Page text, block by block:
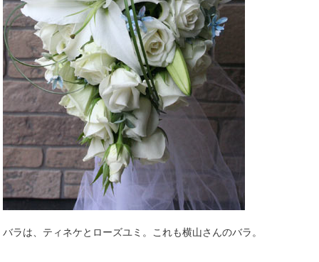
バラは、ティネケとローズユミ。これも横山さんのバラ。